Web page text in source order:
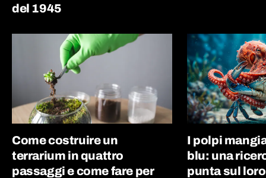
del 1945
Come costruire un
terrarium in quattro
passaggi e come fare per
I polpi
blu: una
punta sul